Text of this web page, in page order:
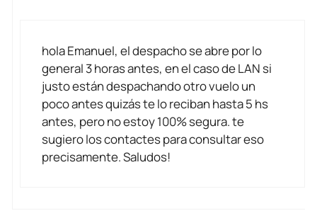
hola Emanuel, el despacho se abre por lo
general 3 horas antes, en el caso de LAN si
justo están despachando otro vuelo un
poco antes quizás te lo reciban hasta 5 hs
antes, pero no estoy 100% segura. te
sugiero los contactes para consultar eso
precisamente. Saludos!